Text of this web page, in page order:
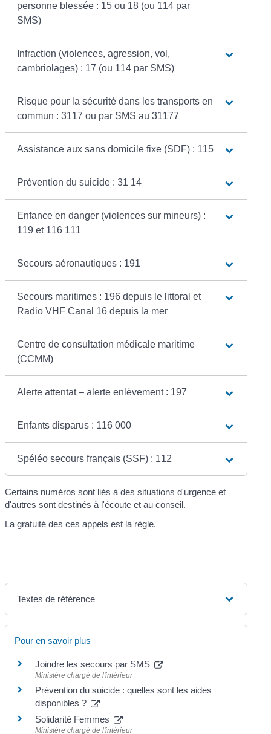
personne blessée : 15 ou 18 (ou 114 par
SMS)
Infraction (violences, agression, vol,
cambriolages) : 17 (ou 114 par SMS)
Risque pour la sécurité dans les transports en
commun : 3117 ou par SMS au 31177
Assistance aux sans domicile fixe (SDF) : 115
Prévention du suicide : 31 14
Enfance en danger (violences sur mineurs) :
119 et 116 111
Secours aéronautiques : 191
Secours maritimes : 196 depuis le littoral et
Radio VHF Canal 16 depuis la mer
Centre de consultation médicale maritime
(CCMM)
Alerte attentat – alerte enlèvement : 197
Enfants disparus : 116 000
Spéléo secours français (SSF) : 112
Certains numéros sont liés à des situations d'urgence et
d'autres sont destinés à l'écoute et au conseil.
La gratuité des ces appels est la règle.
Textes de référence
Pour en savoir plus
Joindre les secours par SMS
Ministère chargé de l'intérieur
Prévention du suicide : quelles sont les aides
disponibles ?
Solidarité Femmes
Ministère chargé de l'intérieur